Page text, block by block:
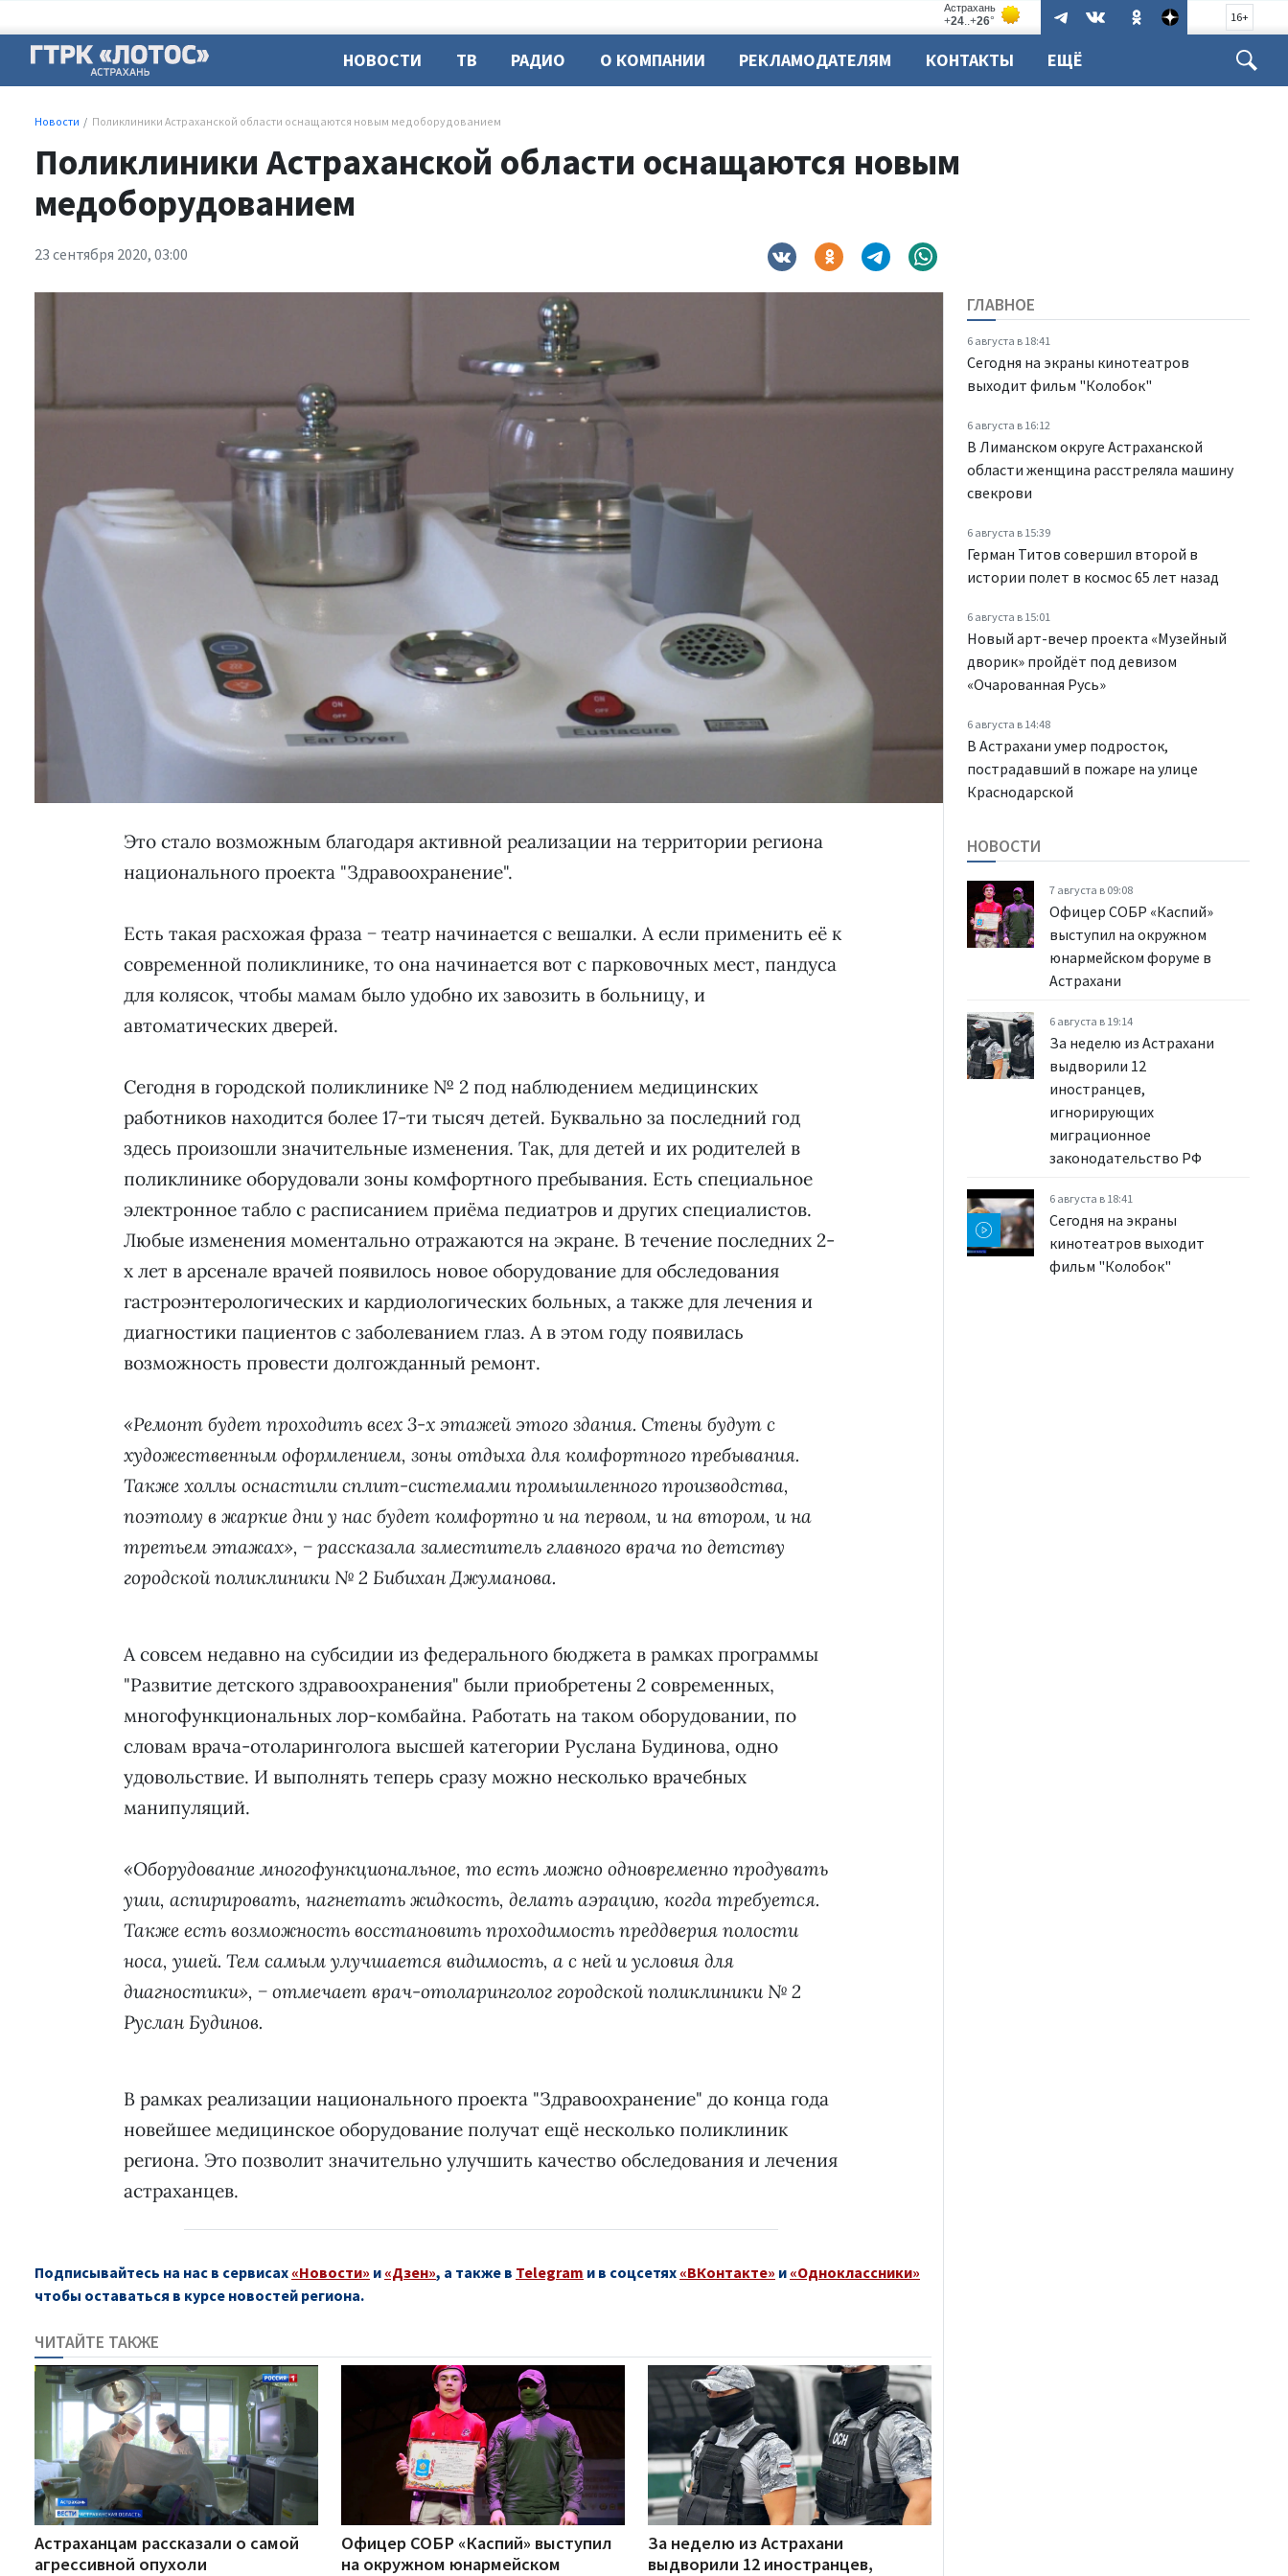
16+
НОВОСТИ ТВ РАДИО О КОМПАНИИ РЕКЛАМОДАТЕЛЯМ КОНТАКТЫ ЕЩЁ
Новости Поликлиники Астраханской области оснащаются новым медоборудованием
Поликлиники Астраханской области оснащаются новым
медоборудованием
23 сентября 2020, 03:00
ГЛАВНОЕ
6 августа в 18:41
Сегодня на экраны кинотеатров
выходит фильм "Колобок"
6 августа в 16:12
В Лиманском округе Астраханской
области женщина расстреляла машину
свекрови
6 августа в 15:39
Герман Титов совершил второй в
истории полет в космос 65 лет назад
6 августа в 15:01
Новый арт-вечер проекта «Музейный
дворик» пройдёт под девизом
«Очарованная Русь»
6 августа в 14:48
В Астрахани умер подросток,
пострадавший в пожаре на улице
Краснодарской
Это стало возможным благодаря активной реализации на территории региона
национального проекта "Здравоохранение".
Есть такая расхожая фраза − театр начинается с вешалки. А если применить её к
современной поликлинике, то она начинается вот с парковочных мест, пандуса
для колясок, чтобы мамам было удобно их завозить в больницу, и
автоматических дверей.
Сегодня в городской поликлинике № 2 под наблюдением медицинских
работников находится более 17-ти тысяч детей. Буквально за последний год
здесь произошли значительные изменения. Так, для детей и их родителей в
поликлинике оборудовали зоны комфортного пребывания. Есть специальное
электронное табло с расписанием приёма педиатров и других специалистов.
Любые изменения моментально отражаются на экране. В течение последних 2-
х лет в арсенале врачей появилось новое оборудование для обследования
гастроэнтерологических и кардиологических больных, а также для лечения и
диагностики пациентов с заболеванием глаз. А в этом году появилась
возможность провести долгожданный ремонт.
«Ремонт будет проходить всех 3-х этажей этого здания. Стены будут с
художественным оформлением, зоны отдыха для комфортного пребывания.
Также холлы оснастили сплит-системами промышленного производства,
поэтому в жаркие дни у нас будет комфортно и на первом, и на втором, и на
третьем этажах», − рассказала заместитель главного врача по детству
городской поликлиники № 2 Бибихан Джуманова.
А совсем недавно на субсидии из федерального бюджета в рамках программы
"Развитие детского здравоохранения" были приобретены 2 современных,
многофункциональных лор-комбайна. Работать на таком оборудовании, по
словам врача-отоларинголога высшей категории Руслана Будинова, одно
удовольствие. И выполнять теперь сразу можно несколько врачебных
манипуляций.
«Оборудование многофункциональное, то есть можно одновременно продувать
уши, аспирировать, нагнетать жидкость, делать аэрацию, когда требуется.
Также есть возможность восстановить проходимость преддверия полости
носа, ушей. Тем самым улучшается видимость, а с ней и условия для
диагностики», − отмечает врач-отоларинголог городской поликлиники № 2
Руслан Будинов.
В рамках реализации национального проекта "Здравоохранение" до конца года
новейшее медицинское оборудование получат ещё несколько поликлиник
региона. Это позволит значительно улучшить качество обследования и лечения
астраханцев.
Подписывайтесь на нас в сервисах «Новости» и «Дзен», а также в Telegram и в соцсетях «ВКонтакте» и «Одноклассники»
чтобы оставаться в курсе новостей региона.
ЧИТАЙТЕ ТАКЖЕ
Астраханцам рассказали о самой
агрессивной опухоли
Офицер СОБР «Каспий» выступил
на окружном юнармейском
За неделю из Астрахани
выдворили 12 иностранцев,
НОВОСТИ
7 августа в 09:08
Офицер СОБР «Каспий»
выступил на окружном
юнармейском форуме в
Астрахани
6 августа в 19:14
За неделю из Астрахани
выдворили 12
иностранцев,
игнорирующих
миграционное
законодательство РФ
6 августа в 18:41
Сегодня на экраны
кинотеатров выходит
фильм "Колобок"